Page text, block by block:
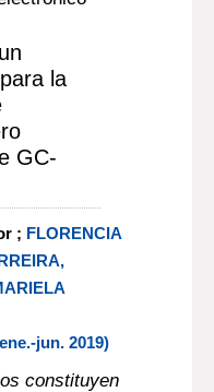
la
GC-
; FLORENCIA
jun. 2019)
constituyen